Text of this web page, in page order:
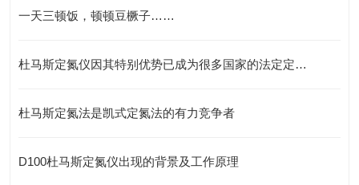
一天三顿饭，顿顿豆橛子……
杜马斯定氮仪因其特别优势已成为很多国家的法定定氮分析方法
杜马斯定氮法是凯式定氮法的有力竞争者
D100杜马斯定氮仪出现的背景及工作原理